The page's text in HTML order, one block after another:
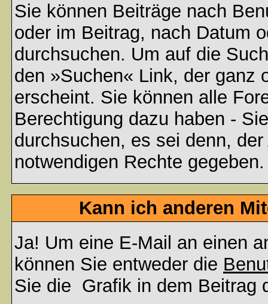
Sie können Beiträge nach
oder im Beitrag, nach Datum
durchsuchen. Um auf die
den »Suchen« Link, der ganz
erscheint. Sie können alle
Berechtigung dazu haben -
durchsuchen, es sei denn,
notwendigen Rechte gegeben.
Kann ich anderen
Ja! Um eine E-Mail an einen
können Sie entweder die
Sie die Grafik in dem Beitrag